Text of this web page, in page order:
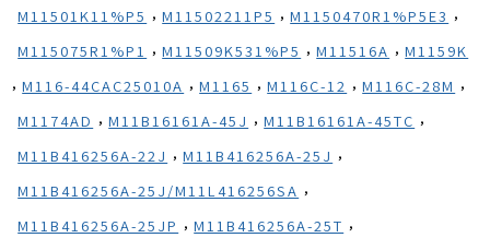
M11501K11%P5 , M11502211P5 , M1150470R1%P5E3 ,
M115075R1%P1 , M11509K531%P5 , M11516A , M1159K
, M116-44CAC25010A , M1165 , M116C-12 , M116C-28M ,
M1174AD , M11B16161A-45J , M11B16161A-45TC ,
M11B416256A-22J , M11B416256A-25J ,
M11B416256A-25J/M11L416256SA ,
M11B416256A-25JP , M11B416256A-25T ,